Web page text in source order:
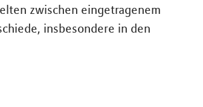
zwischen eingetragenem
insbesondere in den